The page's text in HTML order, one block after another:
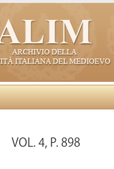
VOL. 4, P. 898